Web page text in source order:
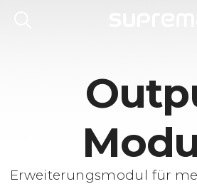
Erweiterungsmodul für